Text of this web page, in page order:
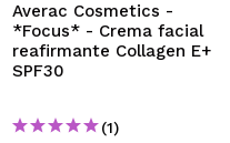
Averac Cosmetics -
*Focus* - Crema facial
reafirmante Collagen E+
SPF30
(1)